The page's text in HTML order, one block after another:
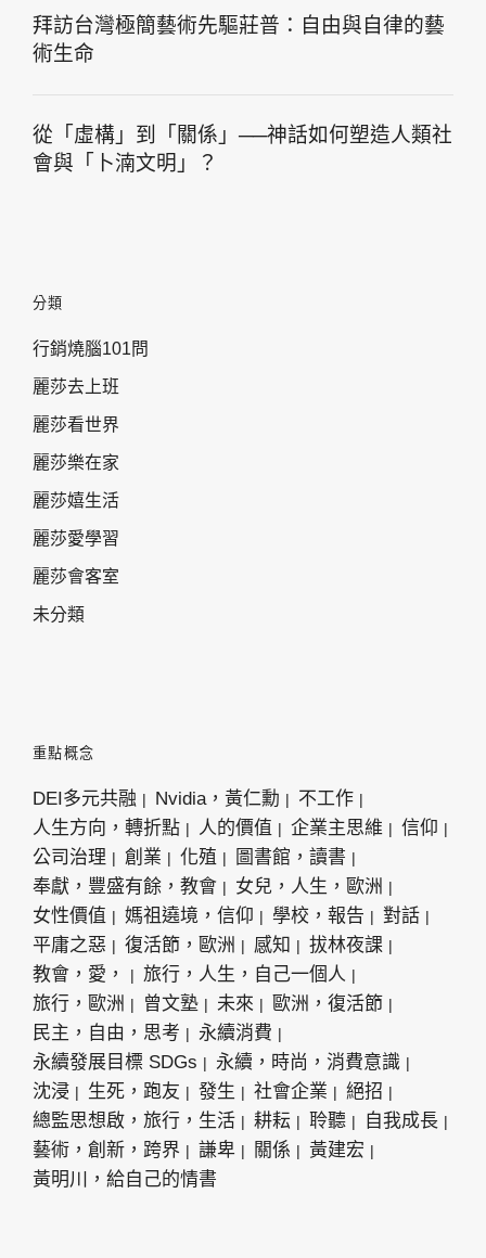
拜訪台灣極簡藝術先驅莊普：自由與自律的藝
術生命
從「虛構」到「關係」──神話如何塑造人類社
會與「卜湳文明」？
分類
行銷燒腦101問
麗莎去上班
麗莎看世界
麗莎樂在家
麗莎嬉生活
麗莎愛學習
麗莎會客室
未分類
重點概念
DEI多元共融 Nvidia，黃仁勳
不工作
人生方向，轉折點
人的價值 企業主思維
信仰
公司治理
創業 化殖
圖書館，讀書
奉獻，豐盛有餘，教會
女兒，人生，歐洲
女性價值
媽祖遶境，信仰 學校，報告
對話
平庸之惡
復活節，歐洲 感知
拔林夜課
教會，愛，
旅行，人生，自己一個人
旅行，歐洲
曾文塾 未來
歐洲，復活節
民主，自由，思考
永續消費
永續發展目標 SDGs
永續，時尚，消費意識
沈浸
生死，跑友 發生 社會企業
絕招
總監思想啟，旅行，生活
耕耘 聆聽
自我成長
藝術，創新，跨界
謙卑 關係
黃建宏
黃明川，給自己的情書